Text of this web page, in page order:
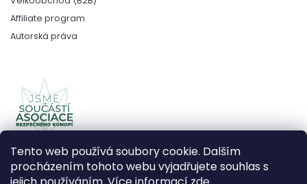
Tento web používá soubory cookie. Dalším
procházením tohoto webu vyjadřujete souhlas s
Affiliate program
Autorská práva